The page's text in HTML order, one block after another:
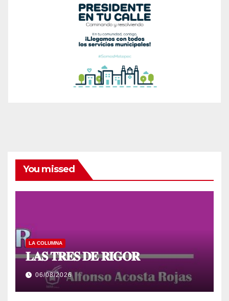
You missed
LA COLUMNA
𝐋𝐀𝐒 𝐓𝐑𝐄𝐒 𝐃𝐄 𝐑𝐈𝐆𝐎𝐑
06/08/2026